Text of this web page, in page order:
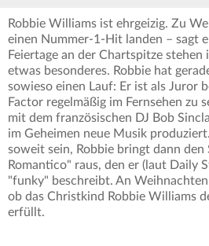
Robbie Williams ist ehrgeizig. Zu
einen Nummer-1-Hit landen – sagt
Feiertage an der Chartspitze
etwas besonderes. Robbie hat
sowieso einen Lauf: Er ist als Juror
Factor regelmäßig im Fernsehen zu
mit dem französischen DJ Bob
im Geheimen neue Musik
soweit sein, Robbie bringt dann den
Romantico" raus, den er (laut Daily
"funky" beschreibt. An
ob das Christkind Robbie Williams
erfüllt.